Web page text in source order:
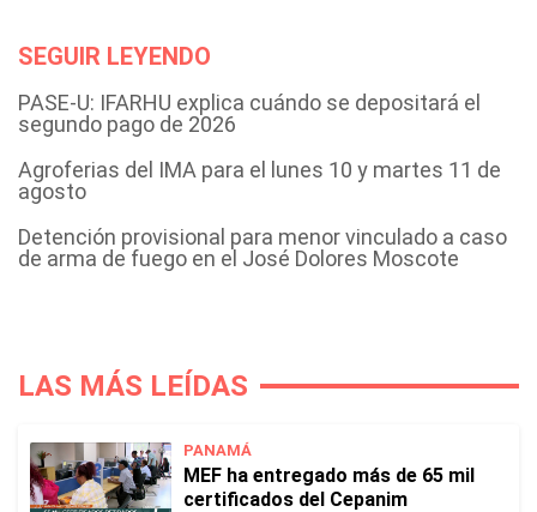
SEGUIR LEYENDO
PASE-U: IFARHU explica cuándo se depositará el
segundo pago de 2026
Agroferias del IMA para el lunes 10 y martes 11 de
agosto
Detención provisional para menor vinculado a caso
de arma de fuego en el José Dolores Moscote
LAS MÁS LEÍDAS
PANAMÁ
MEF ha entregado más de 65 mil
certificados del Cepanim